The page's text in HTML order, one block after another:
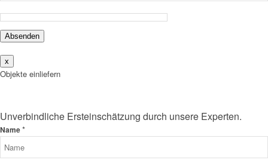
Absenden
x
Objekte einliefern
Unverbindliche Ersteinschätzung durch unsere Experten.
Name*